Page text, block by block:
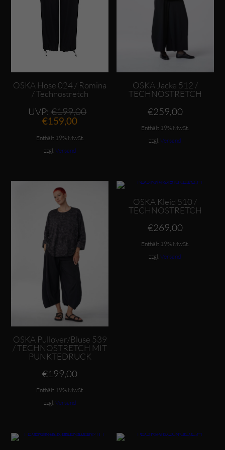
OSKA Hose 024 / Romina
/ Technostretch
UVP: €199,00 Ursprünglicher
€159,00Aktueller
ist:
Enthält 19% MwSt.
zzgl. Versand
OSKA Jacke 512 /
TECHNOSTRETCH
€259,00
Enthält 19% MwSt.
zzgl.Versand
Dieses Produkt weist mehrere Varianten auf. Die Optionen können auf der Produktseite gewählt werden
OSKA Pullover/Bluse 539
/ TECHNOSTRETCH MIT
PUNKTEDRUCK
€199,00
Enthält 19% MwSt.
zzgl.Versand
Dieses Produkt weist mehrere Varianten auf. Die Optionen können auf der Produktseite gewählt werden
OSKA Kleid 510 /
TECHNOSTRETCH
€269,00
Enthält 19% MwSt.
zzgl.Versand
Dieses Produkt weist mehrere Varianten auf. Die Optionen können auf der Produktseite gewählt werden Dieses Produkt weist mehrere Varianten auf. Die Optionen können auf der Produktseite gewählt werden